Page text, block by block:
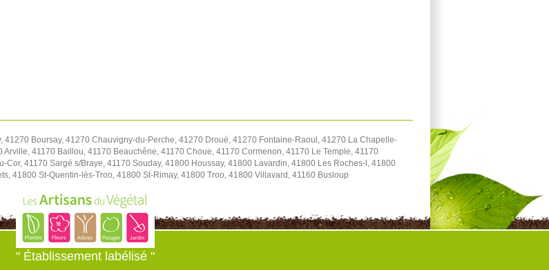
41270 Boursay, 41270 Chauvigny-du-Perche, 41270 Droué, 41270 Fontaine-Raoul, 41270 La Chapelle-
41170 Baillou, 41170 Beauchêne, 41170 Choue, 41170 Cormenon, 41170 Le Temple, 41170
Cor, 41170 Sargé s/Braye, 41170 Souday, 41800 Houssay, 41800 Lavardin, 41800 Les Roches-l, 41800
41800 St-Quentin-lès-Troo, 41800 St-Rimay, 41800 Troo, 41800 Villavard, 41160 Busloup
" Établissement labélisé "